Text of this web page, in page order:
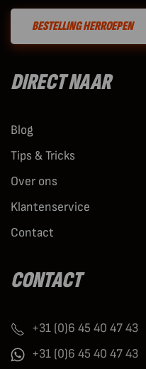
BESTELLING HERROEPEN
DIRECT NAAR
Blog
Tips & Tricks
Over ons
Klantenservice
Contact
CONTACT
+31 (0)6 45 40 47 43
+31 (0)6 45 40 47 43